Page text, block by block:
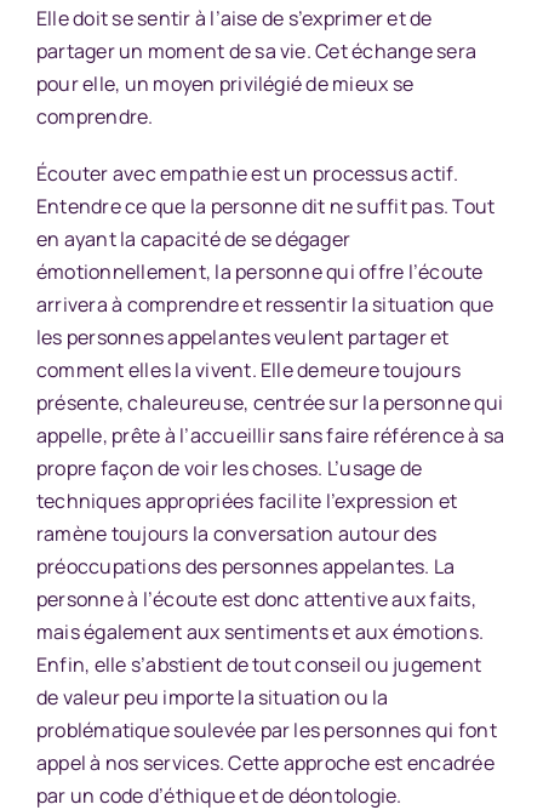
Elle doit se sentir à l’aise de s’exprimer et de
partager un moment de sa vie. Cet échange sera
pour elle, un moyen privilégié de mieux se
comprendre.
Écouter avec empathie est un processus actif.
Entendre ce que la personne dit ne suffit pas. Tout
en ayant la capacité de se dégager
émotionnellement, la personne qui offre l’écoute
arrivera à comprendre et ressentir la situation que
les personnes appelantes veulent partager et
comment elles la vivent. Elle demeure toujours
présente, chaleureuse, centrée sur la personne qui
appelle, prête à l’accueillir sans faire référence à sa
propre façon de voir les choses. L’usage de
techniques appropriées facilite l’expression et
ramène toujours la conversation autour des
préoccupations des personnes appelantes. La
personne à l’écoute est donc attentive aux faits,
mais également aux sentiments et aux émotions.
Enfin, elle s’abstient de tout conseil ou jugement
de valeur peu importe la situation ou la
problématique soulevée par les personnes qui font
appel à nos services. Cette approche est encadrée
par un code d’éthique et de déontologie.